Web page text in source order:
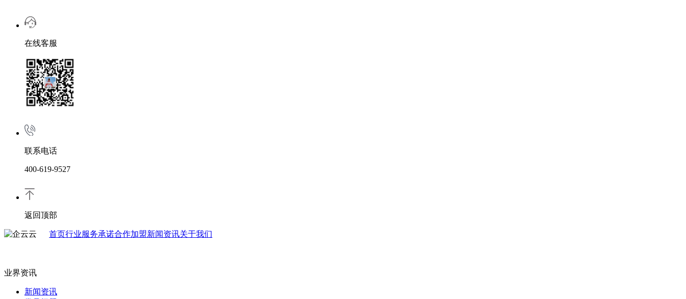
在线客服
联系电话
400-619-9527
返回顶部
首页行业服务承诺合作加盟新闻资讯关于我们
业界资讯
新闻资讯